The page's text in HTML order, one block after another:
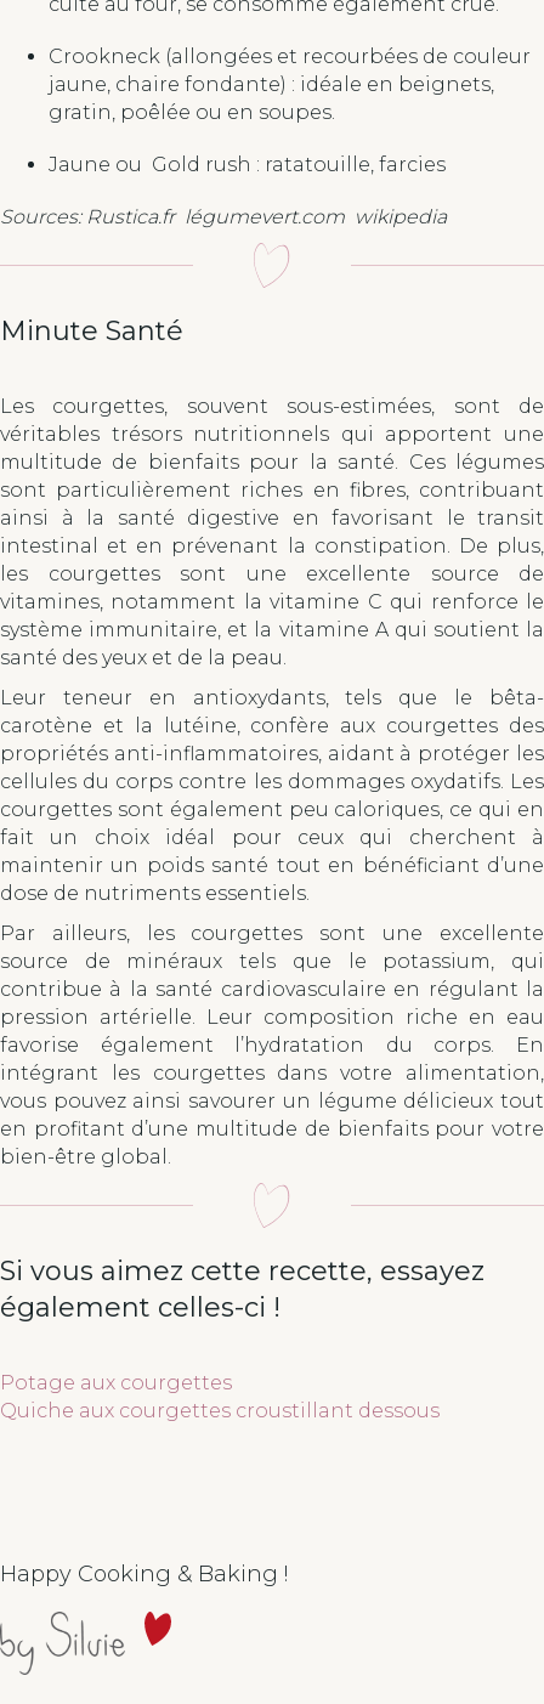
Crookneck (allongées et recourbées de couleur
jaune, chaire fondante) : idéale en beignets,
gratin, poêlée ou en soupes.
Jaune ou Gold rush : ratatouille, farcies
Sources: Rustica.fr légumevert.com wikipedia
Minute Santé
Les courgettes, souvent sous-estimées, sont de
véritables trésors nutritionnels qui apportent une
multitude de bienfaits pour la santé. Ces légumes
sont particulièrement riches en fibres, contribuant
ainsi à la santé digestive en favorisant le transit
intestinal et en prévenant la constipation. De plus,
les courgettes sont une excellente source de
vitamines, notamment la vitamine C qui renforce le
système immunitaire, et la vitamine A qui soutient la
santé des yeux et de la peau.
Leur teneur en antioxydants, tels que le bêta-
carotène et la lutéine, confère aux courgettes des
propriétés anti-inflammatoires, aidant à protéger les
cellules du corps contre les dommages oxydatifs. Les
courgettes sont également peu caloriques, ce qui en
fait un choix idéal pour ceux qui cherchent à
maintenir un poids santé tout en bénéficiant d’une
dose de nutriments essentiels.
Par ailleurs, les courgettes sont une excellente
source de minéraux tels que le potassium, qui
contribue à la santé cardiovasculaire en régulant la
pression artérielle. Leur composition riche en eau
favorise également l’hydratation du corps. En
intégrant les courgettes dans votre alimentation,
vous pouvez ainsi savourer un légume délicieux tout
en profitant d’une multitude de bienfaits pour votre
bien-être global.
Si vous aimez cette recette, essayez
également celles-ci !
Potage aux courgettes
Quiche aux courgettes croustillant dessous
Happy Cooking & Baking !